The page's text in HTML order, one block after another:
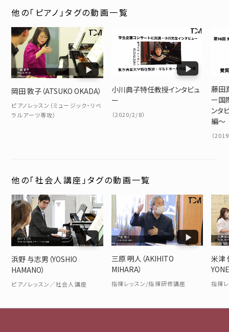
他の「ピアノ」タグの動画一覧
岡田 敦子（ATSUKO OKADA）
ピアノレッスン（ミュージック・リベ
ラルアーツ専攻）
小川典子特任教授インタビュ
ー
（2020/2/8）
藤田
ー国
ンタ
編～
（
他の「社会人講座」タグの動画一覧
浜野 与志男（YOSHIO
HAMANO）
ピアノレッスン／社会人講座
三原 明人（AKIHITO
MIHARA）
指揮レッスン/指揮研修講座
米津
指揮